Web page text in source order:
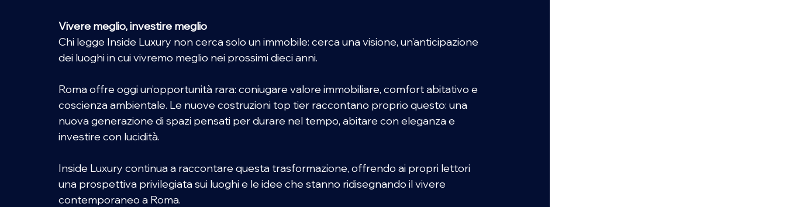
Vivere meglio, investire meglio
Chi legge Inside Luxury non cerca solo un immobile: cerca una visione, un’anticipazione
dei luoghi in cui vivremo meglio nei prossimi dieci anni.
Roma offre oggi un’opportunità rara: coniugare valore immobiliare, comfort abitativo e
coscienza ambientale. Le nuove costruzioni top tier raccontano proprio questo: una
nuova generazione di spazi pensati per durare nel tempo, abitare con eleganza e
investire con lucidità.
Inside Luxury continua a raccontare questa trasformazione, offrendo ai propri lettori
una prospettiva privilegiata sui luoghi e le idee che stanno ridisegnando il vivere
contemporaneo a Roma.